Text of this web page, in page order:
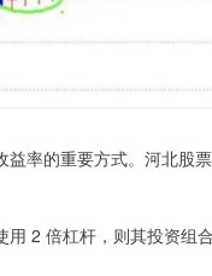
率的重要方式。河北股
2 倍杠杆，则其投资组